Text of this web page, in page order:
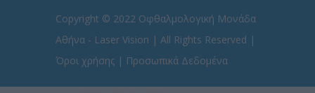
Copyright © 2022 Οφθαλμολογική Μονάδα
Αθήνα - Laser Vision | All Rights Reserved |
Όροι χρήσης | Προσωπικά Δεδομένα